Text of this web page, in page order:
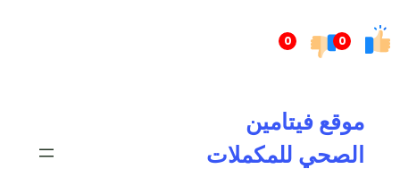
0
0إلى
موقع فيتامين
الصحي للمكملات